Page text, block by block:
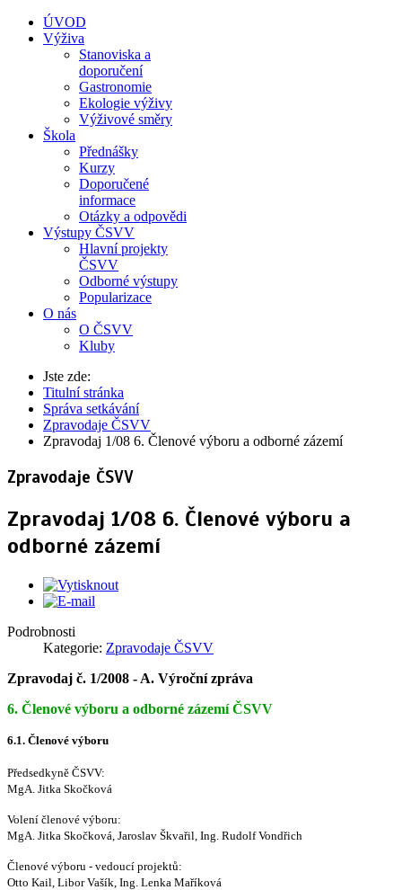
ÚVOD
Výživa
Stanoviska a
doporučení
Gastronomie
Ekologie výživy
Výživové směry
Škola
Přednášky
Kurzy
Doporučené
informace
Otázky a odpovědi
Výstupy ČSVV
Hlavní projekty
ČSVV
Odborné výstupy
Popularizace
O nás
O ČSVV
Kluby
Jste zde:
Titulní stránka
Správa setkávání
Zpravodaje ČSVV
Zpravodaj 1/08 6. Členové výboru a odborné zázemí
Zpravodaje ČSVV
Zpravodaj 1/08 6. Členové výboru a
odborné zázemí
Podrobnosti
Kategorie: Zpravodaje ČSVV
Zpravodaj č. 1/2008 - A. Výroční zpráva
6. Členové výboru a odborné zázemí ČSVV
6.1. Členové výboru
Předsedkyně ČSVV:
MgA. Jitka Skočková
Volení členové výboru:
MgA. Jitka Skočková, Jaroslav Škvařil, Ing. Rudolf Vondřich
Členové výboru - vedoucí projektů:
Otto Kail, Libor Vašík, Ing. Lenka Maříková